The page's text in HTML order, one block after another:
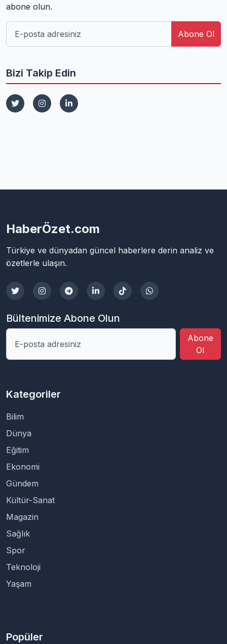
abone olun.
Abone Ol
Bizi Takip Edin
HaberÖzet.com
Türkiye ve dünyadan güncel haberlere derin analiz ve
özetlerle ulaşın.
Bültenimize Abone Olun
Abone
Ol
Kategoriler
Bilim
Dünya
Eğitim
Ekonomi
Gündem
Kültür-Sanat
Magazin
Sağlık
Spor
Teknoloji
Yaşam
Popüler